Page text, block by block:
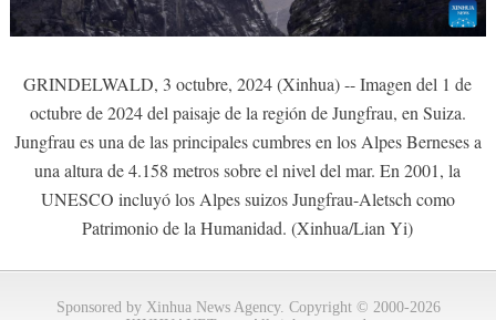
GRINDELWALD, 3 octubre, 2024 (Xinhua) -- Imagen del 1 de
octubre de 2024 del paisaje de la región de Jungfrau, en Suiza.
Jungfrau es una de las principales cumbres en los Alpes Berneses a
una altura de 4.158 metros sobre el nivel del mar. En 2001, la
UNESCO incluyó los Alpes suizos Jungfrau-Aletsch como
Patrimonio de la Humanidad. (Xinhua/Lian Yi)
Sponsored by Xinhua News Agency. Copyright © 2000-2026